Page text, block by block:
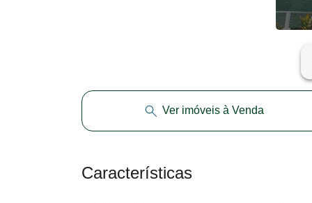
Ver imóveis à Venda
Características